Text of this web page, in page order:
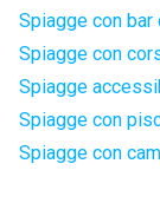
Spiagge con
Spiagge con
Spiagge
Spiagge con
Spiagge con